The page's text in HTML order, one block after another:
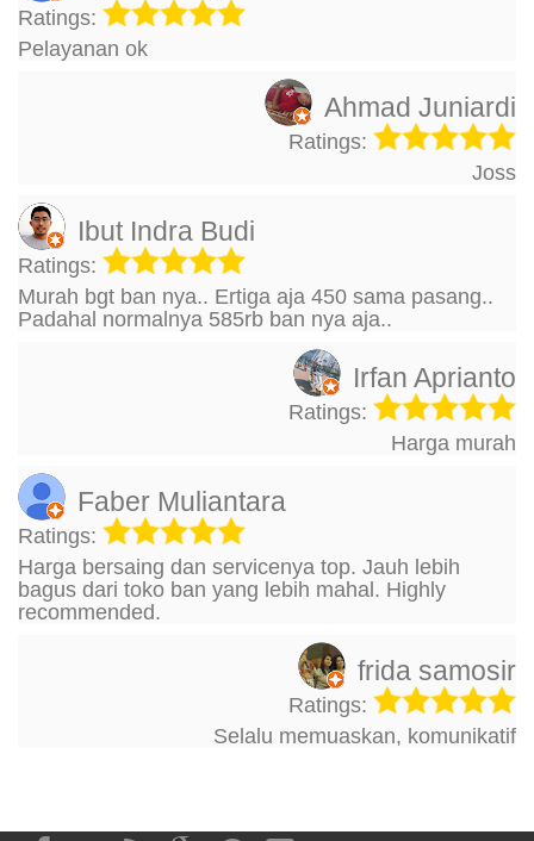
Ratings:
Pelayanan ok
Ahmad Juniardi
Ratings:
Joss
Ibut Indra Budi
Ratings:
Murah bgt ban nya.. Ertiga aja 450 sama pasang..
Padahal normalnya 585rb ban nya aja..
Irfan Aprianto
Ratings:
Harga murah
Faber Muliantara
Ratings:
Harga bersaing dan servicenya top. Jauh lebih
bagus dari toko ban yang lebih mahal. Highly
recommended.
frida samosir
Ratings:
Selalu memuaskan, komunikatif